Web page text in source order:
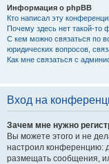
Информация о phpBB
Кто написал эту
Почему здесь нет такой-то
С кем можно связаться по
юридических вопросов,
Как мне связаться с
Вход на
Зачем мне нужно
Вы можете этого и не
настроил конференцию:
размещать сообщения,